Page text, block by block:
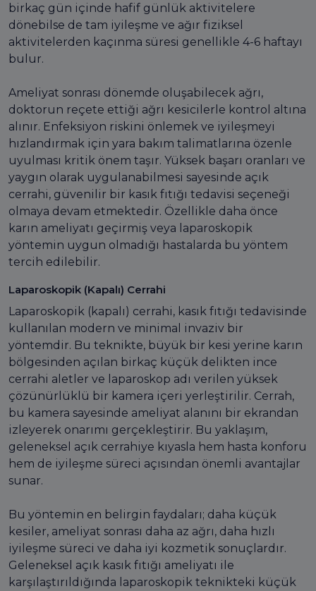
birkaç gün içinde hafif günlük aktivitelere
dönebilse de tam iyileşme ve ağır fiziksel
aktivitelerden kaçınma süresi genellikle 4-6 haftayı
bulur.
Ameliyat sonrası dönemde oluşabilecek ağrı,
doktorun reçete ettiği ağrı kesicilerle kontrol altına
alınır. Enfeksiyon riskini önlemek ve iyileşmeyi
hızlandırmak için yara bakım talimatlarına özenle
uyulması kritik önem taşır. Yüksek başarı oranları ve
yaygın olarak uygulanabilmesi sayesinde açık
cerrahi, güvenilir bir kasık fıtığı tedavisi seçeneği
olmaya devam etmektedir. Özellikle daha önce
karın ameliyatı geçirmiş veya laparoskopik
yöntemin uygun olmadığı hastalarda bu yöntem
tercih edilebilir.
Laparoskopik (Kapalı) Cerrahi
Laparoskopik (kapalı) cerrahi, kasık fıtığı tedavisinde
kullanılan modern ve minimal invaziv bir
yöntemdir. Bu teknikte, büyük bir kesi yerine karın
bölgesinden açılan birkaç küçük delikten ince
cerrahi aletler ve laparoskop adı verilen yüksek
çözünürlüklü bir kamera içeri yerleştirilir. Cerrah,
bu kamera sayesinde ameliyat alanını bir ekrandan
izleyerek onarımı gerçekleştirir. Bu yaklaşım,
geleneksel açık cerrahiye kıyasla hem hasta konforu
hem de iyileşme süreci açısından önemli avantajlar
sunar.
Bu yöntemin en belirgin faydaları; daha küçük
kesiler, ameliyat sonrası daha az ağrı, daha hızlı
iyileşme süreci ve daha iyi kozmetik sonuçlardır.
Geleneksel açık kasık fıtığı ameliyatı ile
karşılaştırıldığında laparoskopik teknikteki küçük